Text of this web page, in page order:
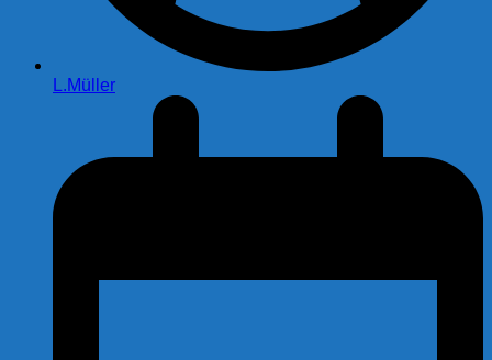
L.Müller